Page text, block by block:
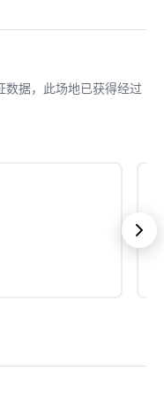
数据，此场地已获得经过